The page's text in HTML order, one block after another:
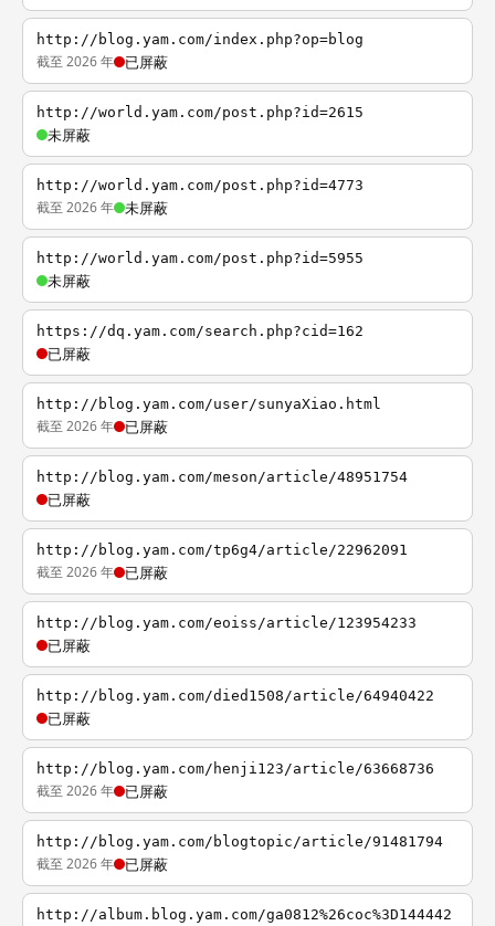
http://blog.yam.com/index.php?op=blog
截至 2026 年 已屏蔽
http://world.yam.com/post.php?id=2615
未屏蔽
http://world.yam.com/post.php?id=4773
截至 2026 年 未屏蔽
http://world.yam.com/post.php?id=5955
未屏蔽
https://dq.yam.com/search.php?cid=162
已屏蔽
http://blog.yam.com/user/sunyaXiao.html
截至 2026 年 已屏蔽
http://blog.yam.com/meson/article/48951754
已屏蔽
http://blog.yam.com/tp6g4/article/22962091
截至 2026 年 已屏蔽
http://blog.yam.com/eoiss/article/123954233
已屏蔽
http://blog.yam.com/died1508/article/64940422
已屏蔽
http://blog.yam.com/henji123/article/63668736
截至 2026 年 已屏蔽
http://blog.yam.com/blogtopic/article/91481794
截至 2026 年 已屏蔽
http://album.blog.yam.com/ga0812%26coc%3D144442